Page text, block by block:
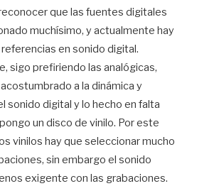
que las fuentes digitales
muchísimo, y actualmente hay
en sonido digital.
sigo prefiriendo las analógicas,
a la dinámica y
sonido digital y lo hecho en falta
un disco de vinilo. Por este
vinilos hay que seleccionar mucho
sin embargo el sonido
exigente con las grabaciones.